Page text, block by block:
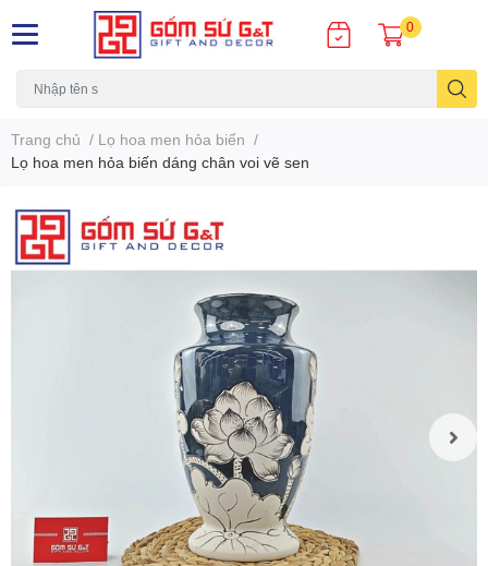
0
Trang chủ / Lọ hoa men hỏa biến /
Lọ hoa men hỏa biến dáng chân voi vẽ sen